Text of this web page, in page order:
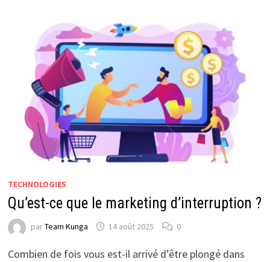
TECHNOLOGIES
Qu’est-ce que le marketing d’interruption ?
parTeam Kunga 14 août 2025 0
Combien de fois vous est-il arrivé d’être plongé dans